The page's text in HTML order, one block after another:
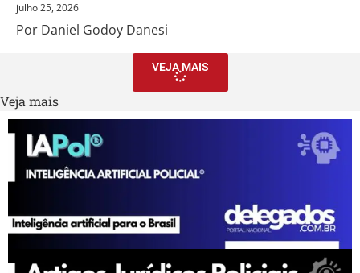
julho 25, 2026
Por Daniel Godoy Danesi
VEJA MAIS
Veja mais